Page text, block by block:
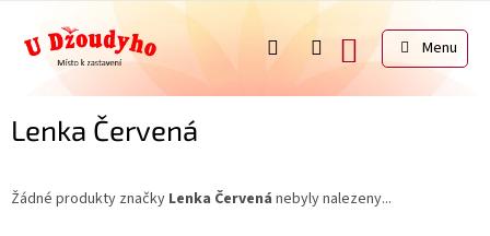
obsah
NÁKUPNÍ
KOŠÍK
Lenka Červená
Žádné produkty značky Lenka Červená nebyly nalezeny...